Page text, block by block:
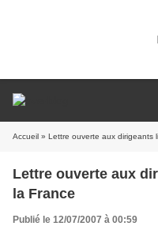
Accueil » Lettre ouverte aux dirigeants
Lettre ouverte aux
la France
Publié le 12/07/2007 à 00:59